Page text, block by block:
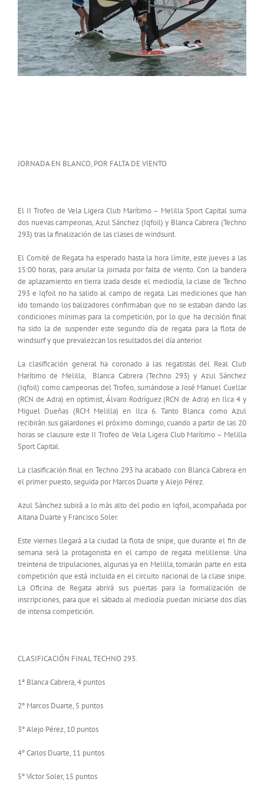
JORNADA EN BLANCO, POR FALTA DE VIENTO
El II Trofeo de Vela Ligera Club Marítimo – Melilla Sport Capital suma
dos nuevas campeonas, Azul Sánchez (Iqfoil) y Blanca Cabrera (Techno
293) tras la finalización de las clases de windsurd.
El Comité de Regata ha esperado hasta la hora límite, este jueves a las
15:00 horas, para anular la jornada por falta de viento. Con la bandera
de aplazamiento en tierra izada desde el mediodía, la clase de Techno
293 e Iqfoil no ha salido al campo de regata. Las mediciones que han
ido tomando los balizadores confirmaban que no se estaban dando las
condiciones mínimas para la competición, por lo que ha decisión final
ha sido la de suspender este segundo día de regata para la flota de
windsurf y que prevalezcan los resultados del día anterior.
La clasificación general ha coronado a las regatistas del Real Club
Marítimo de Melilla, Blanca Cabrera (Techno 293) y Azul Sánchez
(Iqfoil) como campeonas del Trofeo, sumándose a José Manuel Cuellar
(RCN de Adra) en optimist, Álvaro Rodríguez (RCN de Adra) en Ilca 4 y
Miguel Dueñas (RCM Melilla) en Ilca 6. Tanto Blanca como Azul
recibirán sus galardones el próximo domingo, cuando a partir de las 20
horas se clausure este II Trofeo de Vela Ligera Club Marítimo – Melilla
Sport Capital.
La clasificación final en Techno 293 ha acabado con Blanca Cabrera en
el primer puesto, seguida por Marcos Duarte y Alejo Pérez.
Azul Sánchez subirá a lo más alto del podio en Iqfoil, acompañada por
Aitana Duarte y Francisco Soler.
Este viernes llegará a la ciudad la flota de snipe, que durante el fin de
semana será la protagonista en el campo de regata melillense. Una
treintena de tripulaciones, algunas ya en Melilla, tomarán parte en esta
competición que está incluida en el circuito nacional de la clase snipe.
La Oficina de Regata abrirá sus puertas para la formalización de
inscripciones, para que el sábado al mediodía puedan iniciarse dos días
de intensa competición.
CLASIFICACIÓN FINAL TECHNO 293.
1ª Blanca Cabrera, 4 puntos
2º Marcos Duarte, 5 puntos
3º Alejo Pérez, 10 puntos
4º Carlos Duarte, 11 puntos
5º Víctor Soler, 15 puntos